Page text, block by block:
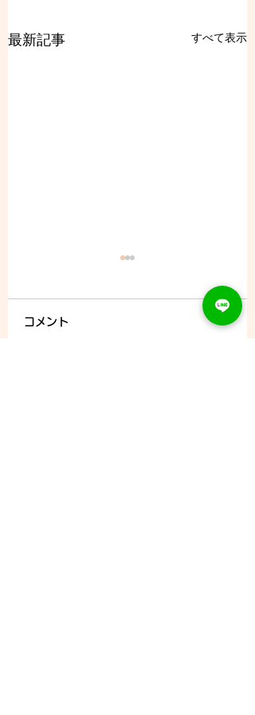
最新記事 すべて表示
コメント